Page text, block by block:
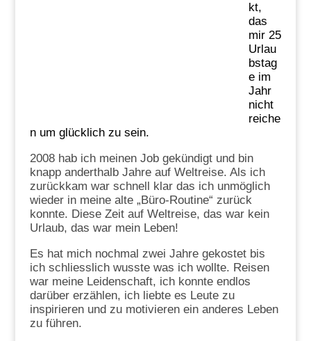
kt,
das
mir 25
Urlau
bstag
e im
Jahr
nicht
reiche
n um glücklich zu sein.
2008 hab ich meinen Job gekündigt und bin
knapp anderthalb Jahre auf Weltreise. Als ich
zurückkam war schnell klar das ich unmöglich
wieder in meine alte „Büro-Routine“ zurück
konnte. Diese Zeit auf Weltreise, das war kein
Urlaub, das war mein Leben!
Es hat mich nochmal zwei Jahre gekostet bis
ich schliesslich wusste was ich wollte. Reisen
war meine Leidenschaft, ich konnte endlos
darüber erzählen, ich liebte es Leute zu
inspirieren und zu motivieren ein anderes Leben
zu führen.